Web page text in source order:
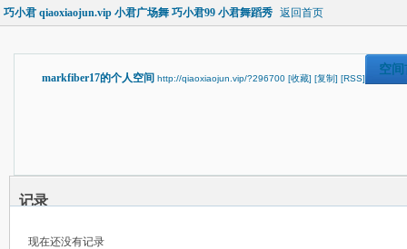
巧小君 qiaoxiaojun.vip 小君广场舞 巧小君99 小君舞蹈秀 返回首页
markfiber17的个人空间 http://qiaoxiaojun.vip/?296700 [收藏] [复制] [RSS]
空
记录
现在还没有记录